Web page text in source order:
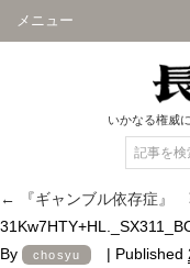
メニュー
いかなる権威
←
『ギャンブル依存症』
By
chosyu | Published